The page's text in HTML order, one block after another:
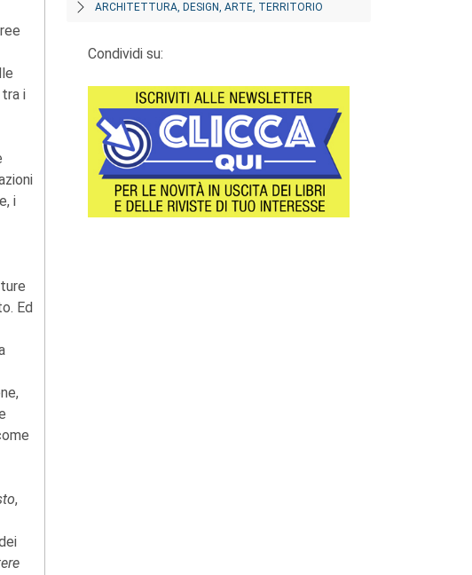
i
i
Ed
,
ARCHITETTURA, DESIGN, ARTE, TERRITORIO
Condividi su: